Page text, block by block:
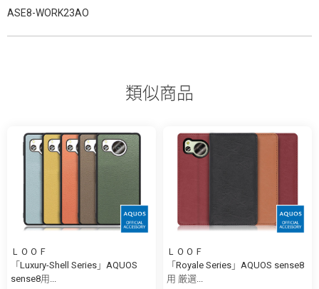
ASE8-WORK23AO
類似商品
ＬＯＯＦ
「Luxury-Shell Series」AQUOS
sense8用...
ＬＯＯＦ
「Royale Series」AQUOS sense8
用 厳選...